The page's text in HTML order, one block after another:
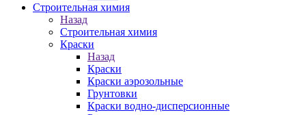
Строительная химия
Назад
Строительная химия
Краски
Назад
Краски
Краски аэрозольные
Грунтовки
Краски водно-дисперсионные